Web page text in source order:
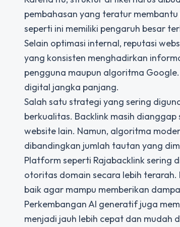
pembahasan yang teratur
seperti ini memiliki pengaruh besar
Selain optimasi internal, reputasi
yang konsisten menghadirkan
pengguna maupun algoritma
digital jangka panjang.
Salah satu strategi yang sering
berkualitas. Backlink masih
website lain. Namun, algoritma
dibandingkan jumlah tautan yang
Platform seperti Rajabacklinksering
otoritas domain secara lebih
baik agar mampu memberikan
Perkembangan AI generatif juga
menjadi jauh lebih cepat dan mudah